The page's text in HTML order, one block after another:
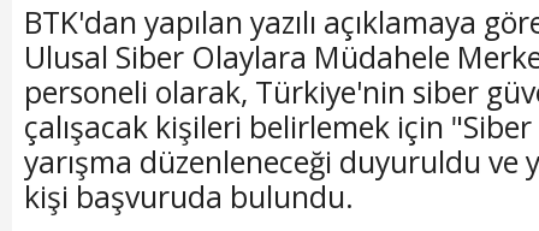
BTK'dan yapılan yazılı açıklamaya
Ulusal Siber Olaylara Müdahele
personeli olarak, Türkiye'nin siber
çalışacak kişileri belirlemek için "Siber
yarışma düzenleneceği duyuruldu ve
kişi başvuruda bulundu.